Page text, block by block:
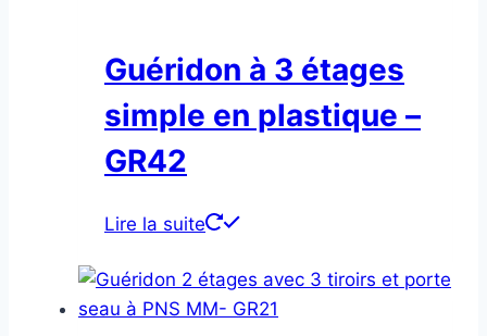
Guéridon à 3 étages
simple en plastique –
GR42
Lire la suite